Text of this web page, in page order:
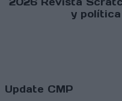
y
Update CMP